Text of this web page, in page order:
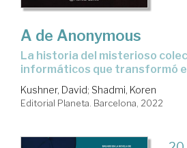
A de Anonymous
la historia del misterioso colectivo de activistas
informáticos que transformó
Kushner, David; Shadmi, Koren
Editorial Planeta. Barcelona, 2022